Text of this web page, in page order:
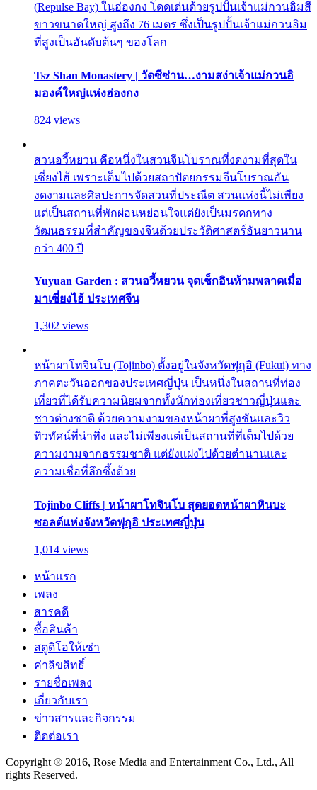
(Repulse Bay) ในฮ่องกง โดดเด่นด้วยรูปปั้นเจ้าแม่กวนอิมสี
ขาวขนาดใหญ่ สูงถึง 76 เมตร ซึ่งเป็นรูปปั้นเจ้าแม่กวนอิม
ที่สูงเป็นอันดับต้นๆ ของโลก
Tsz Shan Monastery | วัดซีซ่าน…งามสง่าเจ้าแม่กวนอิ
มองค์ใหญ่แห่งฮ่องกง
824 views
สวนอวี้หยวน คือหนึ่งในสวนจีนโบราณที่งดงามที่สุดใน
เซี่ยงไฮ้ เพราะเต็มไปด้วยสถาปัตยกรรมจีนโบราณอัน
งดงามและศิลปะการจัดสวนที่ประณีต สวนแห่งนี้ไม่เพียง
แต่เป็นสถานที่พักผ่อนหย่อนใจแต่ยังเป็นมรดกทาง
วัฒนธรรมที่สำคัญของจีนด้วยประวัติศาสตร์อันยาวนาน
กว่า 400 ปี
Yuyuan Garden : สวนอวี้หยวน จุดเช็กอินห้ามพลาดเมื่อ
มาเซี่ยงไฮ้ ประเทศจีน
1,302 views
หน้าผาโทจินโบ (Tojinbo) ตั้งอยู่ในจังหวัดฟุกุอิ (Fukui) ทาง
ภาคตะวันออกของประเทศญี่ปุ่น เป็นหนึ่งในสถานที่ท่อง
เที่ยวที่ได้รับความนิยมจากทั้งนักท่องเที่ยวชาวญี่ปุ่นและ
ชาวต่างชาติ ด้วยความงามของหน้าผาที่สูงชันและวิว
ทิวทัศน์ที่น่าทึ่ง และไม่เพียงแต่เป็นสถานที่ที่เต็มไปด้วย
ความงามจากธรรมชาติ แต่ยังแฝงไปด้วยตำนานและ
ความเชื่อที่ลึกซึ้งด้วย
Tojinbo Cliffs | หน้าผาโทจินโบ สุดยอดหน้าผาหินบะ
ซอลต์แห่งจังหวัดฟุกุอิ ประเทศญี่ปุ่น
1,014 views
หน้าแรก
เพลง
สารคดี
ซื้อสินค้า
สตูดิโอให้เช่า
ค่าลิขสิทธิ์
รายชื่อเพลง
เกี่ยวกับเรา
ข่าวสารและกิจกรรม
ติดต่อเรา
Copyright ® 2016, Rose Media and Entertainment Co., Ltd., All
rights Reserved.